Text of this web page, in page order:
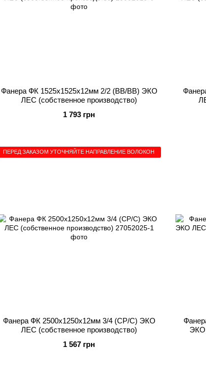
Фанера ФК 1525x1525x12мм 2/2 (BB/BB) ЭКО
ЛЕС (собственное производство)
1 793 грн
ПЕРЕД ЗАКАЗОМ УТОЧНЯЙТЕ НАПРАВЛЕНИЕ ВОЛОКОН
Фанера ФК 2500x1250x12мм 3/4 (CP/C) ЭКО
ЛЕС (собственное производство)
1 567 грн
ЭКО